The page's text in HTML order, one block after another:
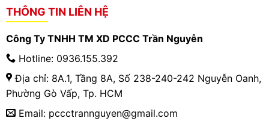
THÔNG TIN LIÊN HỆ
Công Ty TNHH TM XD PCCC Trần Nguyễn
Hotline: 0936.155.392
Địa chỉ: 8A.1, Tầng 8A, Số 238-240-242 Nguyễn Oanh,
Phường Gò Vấp, Tp. HCM
Email: pccctrannguyen@gmail.com